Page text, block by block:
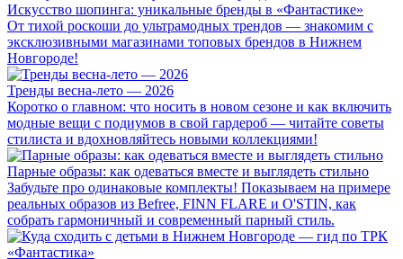
Искусство шопинга: уникальные бренды в «Фантастике»
От тихой роскоши до ультрамодных трендов — знакомим с
эксклюзивными магазинами топовых брендов в Нижнем
Новгороде!
Тренды весна-лето — 2026
Коротко о главном: что носить в новом сезоне и как включить
модные вещи с подиумов в свой гардероб — читайте советы
стилиста и вдохновляйтесь новыми коллекциями!
Парные образы: как одеваться вместе и выглядеть стильно
Забудьте про одинаковые комплекты! Показываем на примере
реальных образов из Befree, FINN FLARE и O'STIN, как
собрать гармоничный и современный парный стиль.